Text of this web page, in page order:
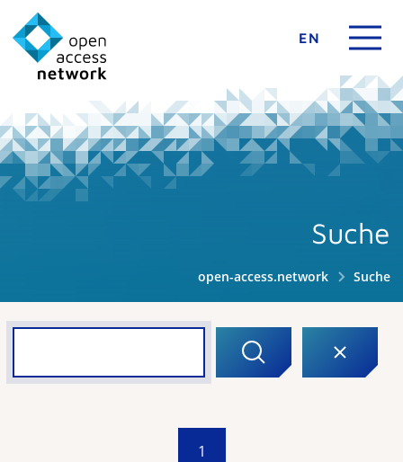
EN
Suche
open-access.network Suche
1